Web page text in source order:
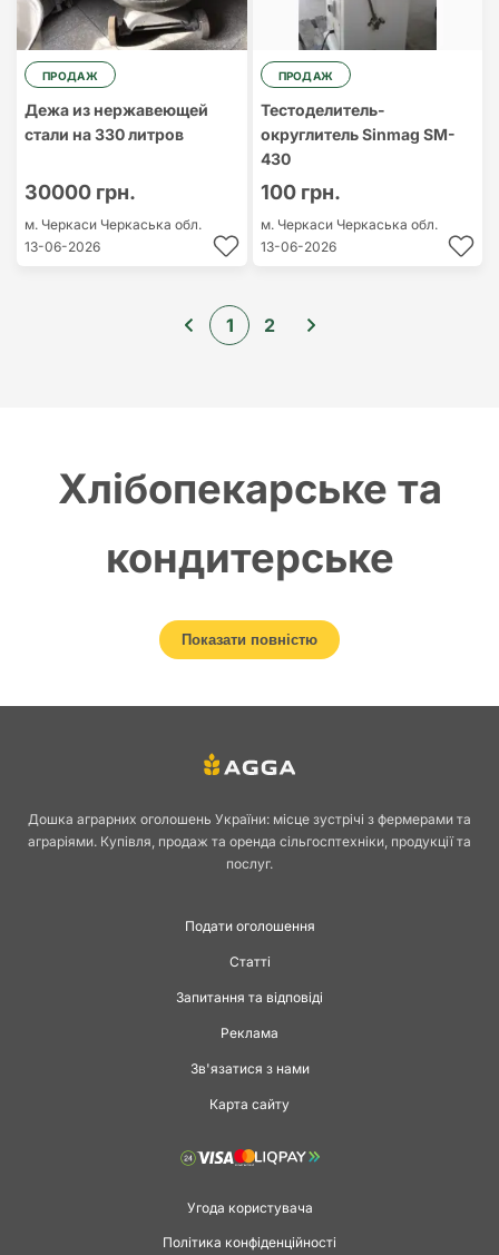
ПРОДАЖ
Дежа из нержавеющей
стали на 330 литров
30000 грн.
м. Черкаси Черкаська обл.
13-06-2026
ПРОДАЖ
Тестоделитель-
округлитель Sinmag SM-
430
100 грн.
м. Черкаси Черкаська обл.
13-06-2026
1 2
Хлібопекарське та
кондитерське
обладнання: сучасний
ринок і вибір техніки
Хліб та кондитерські вироби залишаються основою раціону і
стабільного виробництва, розширення асортименту й підвищення
рентабельності. На AGGA.ua зібрані пропозиції від виробників,
постачальників та власників підприємств, які готові продати чи
Основні види
хлібопекарського та
кондитерського
обладнання
замішування тіста до пакування готової продукції.
Показати повністю
Дошка аграрних оголошень України: місце зустрічі з фермерами та
аграріями. Купівля, продаж та оренда сільгосптехніки, продукції та
послуг.
Подати оголошення
Статті
Запитання та відповіді
Реклама
Зв'язатися з нами
Карта сайту
Угода користувача
Політика конфіденційності